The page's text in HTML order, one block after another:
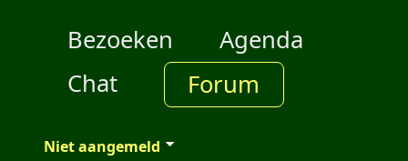
Bezoeken
Agenda
Chat
Forum
Niet aangemeld